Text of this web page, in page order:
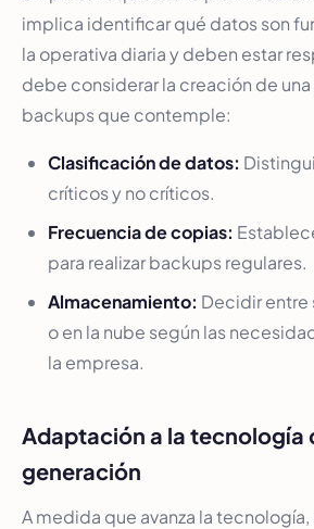
implica identificar qué datos son
la operativa diaria y deben estar
debe considerar la creación de
backups que contemple:
Clasificación de datos:
críticos y no críticos.
Frecuencia de copias:
para realizar backups regulares.
Almacenamiento: Decidir entre
o en la nube según las
la empresa.
Adaptación a la tecnología
generación
A medida que avanza la